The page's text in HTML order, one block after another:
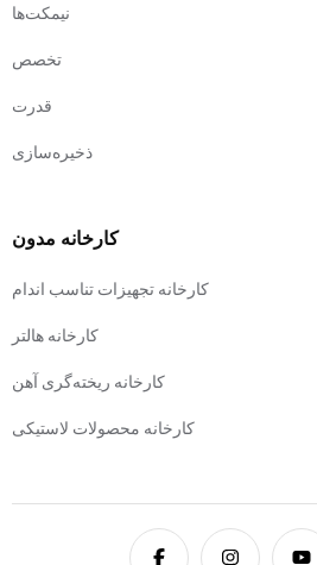
نیمکت‌ها
تخصص
قدرت
ذخیره‌سازی
کارخانه مدون
کارخانه تجهیزات تناسب اندام
کارخانه هالتر
کارخانه ریخته‌گری آهن
کارخانه محصولات لاستیکی